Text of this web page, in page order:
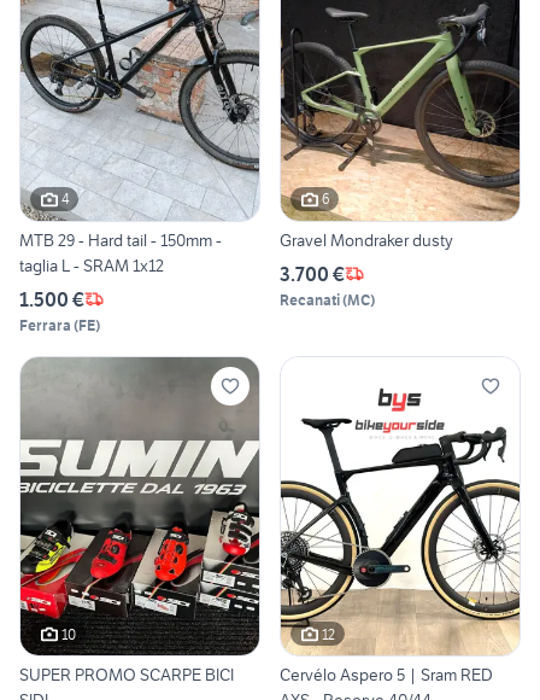
4
MTB 29 - Hard tail - 150mm -
taglia L - SRAM 1x12
1.500 €
Ferrara (FE)
6
Gravel Mondraker dusty
3.700 €
Recanati(MC)
10
SUPER PROMO SCARPE BICI
12
Cervélo Aspero 5 | Sram RED